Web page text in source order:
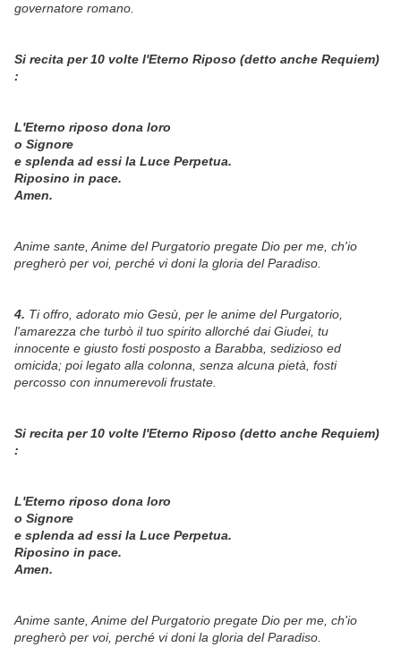
governatore romano.
Si recita per 10 volte l'Eterno Riposo (detto anche Requiem)
:
L'Eterno riposo dona loro
o Signore
e splenda ad essi la Luce Perpetua.
Riposino in pace.
Amen.
Anime sante, Anime del Purgatorio pregate Dio per me, ch'io
pregherò per voi, perché vi doni la gloria del Paradiso.
4. Ti offro, adorato mio Gesù, per le anime del Purgatorio,
l'amarezza che turbò il tuo spirito allorché dai Giudei, tu
innocente e giusto fosti posposto a Barabba, sedizioso ed
omicida; poi legato alla colonna, senza alcuna pietà, fosti
percosso con innumerevoli frustate.
Si recita per 10 volte l'Eterno Riposo (detto anche Requiem)
:
L'Eterno riposo dona loro
o Signore
e splenda ad essi la Luce Perpetua.
Riposino in pace.
Amen.
Anime sante, Anime del Purgatorio pregate Dio per me, ch'io
pregherò per voi, perché vi doni la gloria del Paradiso.